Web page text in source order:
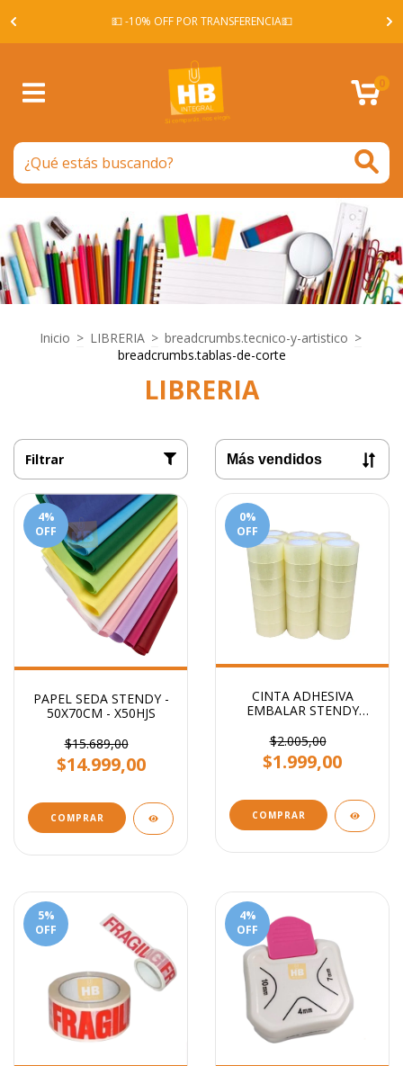
💵 -10% OFF POR TRANSFERENCIA💵
0
Inicio > LIBRERIA > breadcrumbs.tecnico-y-artistico >
breadcrumbs.tablas-de-corte
LIBRERIA
Filtrar
4%
OFF
PAPEL SEDA STENDY -
50X70CM - X50HJS
$15.689,00
$14.999,00
COMPRAR
0%
OFF
CINTA ADHESIVA
EMBALAR STENDY
$2.005,00
$1.999,00
COMPRAR
5%
OFF
4%
OFF